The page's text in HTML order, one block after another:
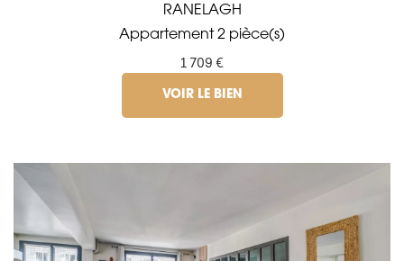
RANELAGH
Appartement 2 pièce(s)
1 709 €
VOIR LE BIEN